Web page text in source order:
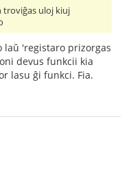
troviĝas uloj kiuj
laŭ 'registaro prizorgas
devus funkcii kia
lasu ĝi funkci. Fia.